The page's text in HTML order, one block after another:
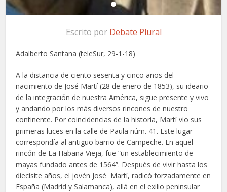
Escrito por Debate Plural
Adalberto Santana (teleSur, 29-1-18)
A la distancia de ciento sesenta y cinco años del
nacimiento de José Martí (28 de enero de 1853), su ideario
de la integración de nuestra América, sigue presente y vivo
y andando por los más diversos rincones de nuestro
continente. Por coincidencias de la historia, Martí vio sus
primeras luces en la calle de Paula núm. 41. Este lugar
correspondía al antiguo barrio de Campeche. En aquel
rincón de La Habana Vieja, fue “un establecimiento de
mayas fundado antes de 1564”. Después de vivir hasta los
diecisite años, el jovén José Martí, radicó forzadamente en
España (Madrid y Salamanca), allá en el exilio peninsular